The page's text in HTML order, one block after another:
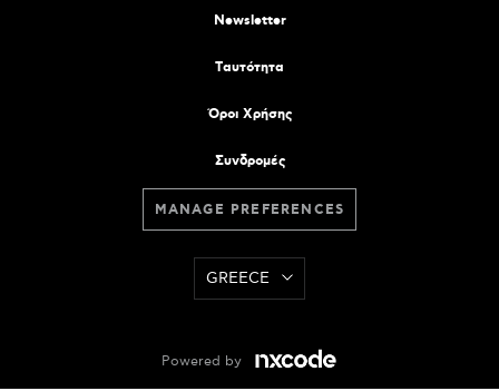
Newsletter
Tαυτότητα
Όροι Χρήσης
Συνδρομές
MANAGE PREFERENCES
GREECE
Powered by